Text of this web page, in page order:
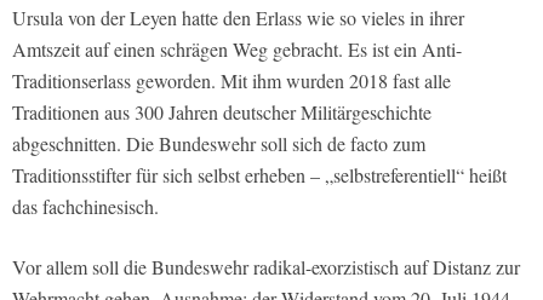
Ursula von der Leyen hatte den Erlass wie so vieles in ihrer
Amtszeit auf einen schrägen Weg gebracht. Es ist ein Anti-
Traditionserlass geworden. Mit ihm wurden 2018 fast alle
Traditionen aus 300 Jahren deutscher Militärgeschichte
abgeschnitten. Die Bundeswehr soll sich de facto zum
Traditionsstifter für sich selbst erheben – „selbstreferentiell“ heißt
das fachchinesisch.
Vor allem soll die Bundeswehr radikal-exorzistisch auf Distanz zur